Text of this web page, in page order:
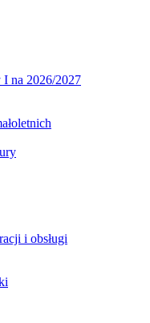
I na 2026/2027
i obsługi